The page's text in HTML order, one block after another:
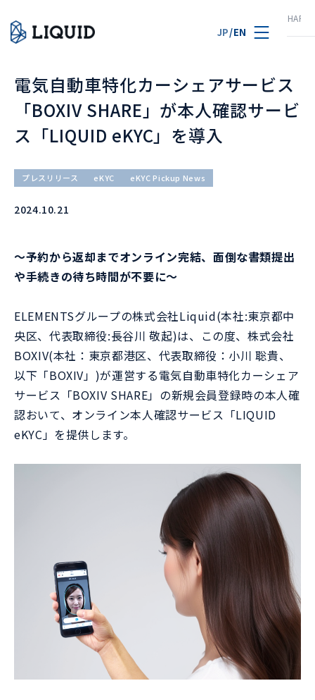
JP/EN
TOP 電気自動車特化カーシェアサービス「BOXIV
電気自動車特化カーシェアサービス
「BOXIV SHARE」が本人確認サービ
ス「LIQUID eKYC」を導入
プレスリリース eKYC eKYC Pickup News
2024.10.21
～予約から返却までオンライン完結、面倒な書類提出
や手続きの待ち時間が不要に～
ELEMENTSグループの株式会社Liquid(本社:東京都中
央区、代表取締役:長谷川 敬起)は、この度、株式会社
BOXIV(本社：東京都港区、代表取締役：小川 聡貴、
以下「BOXIV」)が運営する電気自動車特化カーシェア
サービス「BOXIV SHARE」の新規会員登録時の本人確
認おいて、オンライン本人確認サービス「LIQUID
eKYC」を提供します。